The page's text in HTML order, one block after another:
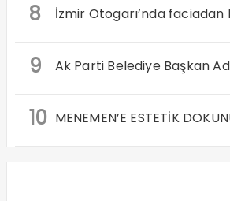
8 İzmir Otogarı’nda faciadan
9 Ak Parti Belediye Başkan
10 MENEMEN’E ESTETİK